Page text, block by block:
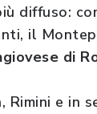
diffuso:
il
di
Rimini e in